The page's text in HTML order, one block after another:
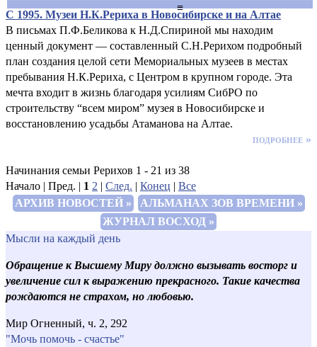
≡
C 1995. Музеи Н.К.Рериха в Новосибирске и на Алтае
В письмах П.Ф.Беликова к Н.Д.Спириной мы находим
ценный документ — составленный С.Н.Рерихом подробный
план создания целой сети Мемориальных музеев в местах
пребывания Н.К.Рериха, с Центром в крупном городе. Эта
мечта входит в жизнь благодаря усилиям СибРО по
строительству “всем миром” музея в Новосибирске и
восстановлению усадьбы Атаманова на Алтае.
подробнее »
Начинания семьи Рерихов 1 - 21 из 38
Начало | Пред. | 1 2 | След. | Конец | Все
АРХИВ НОВОСТЕЙ »
АЛЬМАНАХ ЗОВ ВРЕМЕНИ »
ЖУРНАЛ ВОСХОД »
Мысли на каждый день
Обращение к Высшему Миру должно вызывать восторг и
увеличение сил к выражению прекрасного. Такие качества
рождаются не страхом, но любовью.
Мир Огненный, ч. 2, 292
"Мочь помочь - счастье"